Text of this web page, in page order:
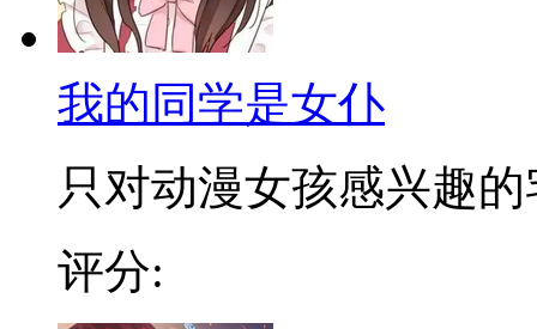
我的同学是女仆
只对动漫女孩感兴趣的
评分: